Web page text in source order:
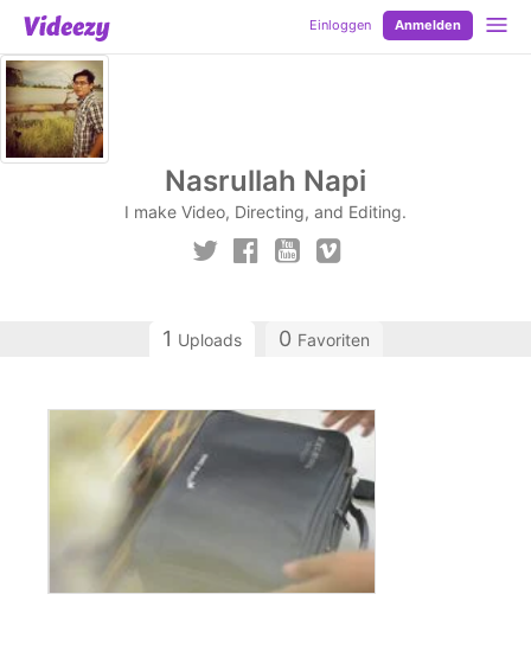
Einloggen Anmelden
Nasrullah Napi
I make Video, Directing, and Editing.
1 Uploads 0 Favoriten